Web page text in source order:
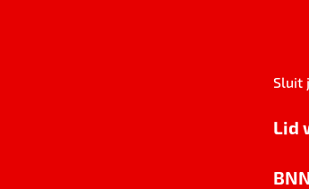
Sluit
Lid